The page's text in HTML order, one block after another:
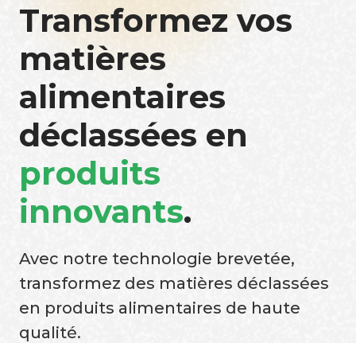
Transformez vos
matières
alimentaires
déclassées en
produits
innovants.
Avec notre technologie brevetée,
transformez des matières déclassées
en produits alimentaires de haute
qualité.